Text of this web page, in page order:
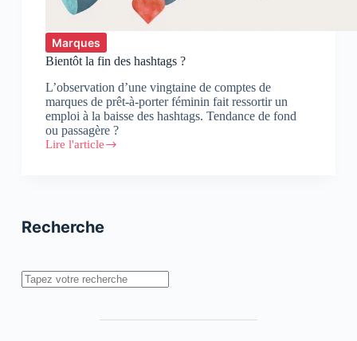
Marques
Bientôt la fin des hashtags ?
L’observation d’une vingtaine de comptes de
marques de prêt-à-porter féminin fait ressortir un
emploi à la baisse des hashtags. Tendance de fond
ou passagère ?
Lire l'article
Bientôt
Recherche
Rechercher